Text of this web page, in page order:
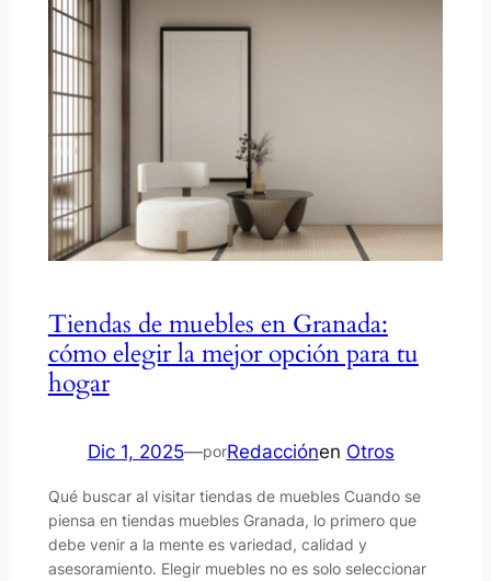
Tiendas de muebles en Granada:
cómo elegir la mejor opción para tu
hogar
Dic 1, 2025—porRedacciónen Otros
Qué buscar al visitar tiendas de muebles Cuando se
piensa en tiendas muebles Granada, lo primero que
debe venir a la mente es variedad, calidad y
asesoramiento. Elegir muebles no es solo seleccionar